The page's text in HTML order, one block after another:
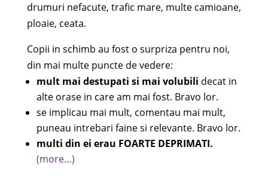
drumuri nefacute, trafic mare, multe camioane,
ploaie, ceata.
Copii in schimb au fost o surpriza pentru noi,
din mai multe puncte de vedere:
mult mai destupati si mai volubili decat in
alte orase in care am mai fost. Bravo lor.
se implicau mai mult, comentau mai mult,
puneau intrebari faine si relevante. Bravo lor.
multi din ei erau FOARTE DEPRIMATI.
(more…)